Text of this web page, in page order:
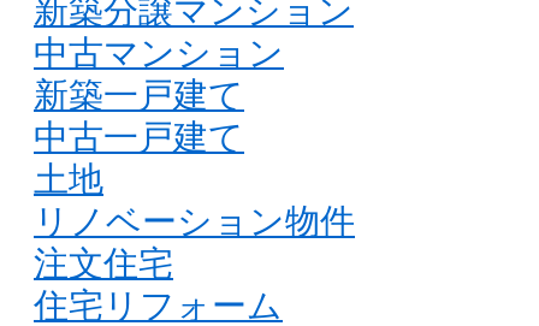
新築分譲マンション
中古マンション
新築一戸建て
中古一戸建て
土地
リノベーション物件
注文住宅
住宅リフォーム